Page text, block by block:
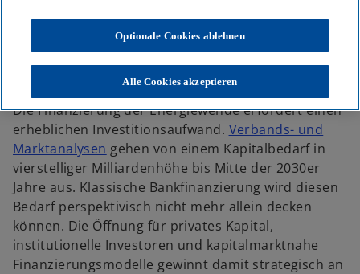
Corporate Governance & Compliance
Wie KPI-Transparenz die Finanzierungskraft von
Energieunternehmen stärken kann
Die Finanzierung der Energiewende erfordert einen
erheblichen Investitionsaufwand. Verbands- und
Marktanalysen gehen von einem Kapitalbedarf in
vierstelliger Milliardenhöhe bis Mitte der 2030er
Jahre aus. Klassische Bankfinanzierung wird diesen
Bedarf perspektivisch nicht mehr allein decken
können. Die Öffnung für privates Kapital,
institutionelle Investoren und kapitalmarktnahe
Finanzierungsmodelle gewinnt damit strategisch an
Optionale Cookies ablehnen
Alle Cookies akzeptieren